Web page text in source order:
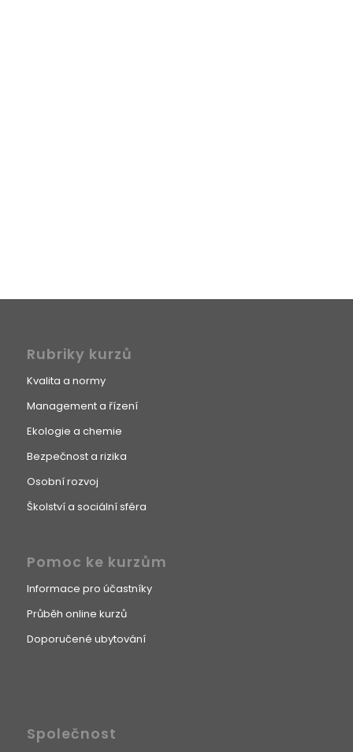
Rubriky kurzů
Kvalita a normy
Management a řízení
Ekologie a chemie
Bezpečnost a rizika
Osobní rozvoj
Školství a sociální sféra
Pomoc ke kurzům
Informace pro účastníky
Průběh online kurzů
Doporučené ubytování
Společnost